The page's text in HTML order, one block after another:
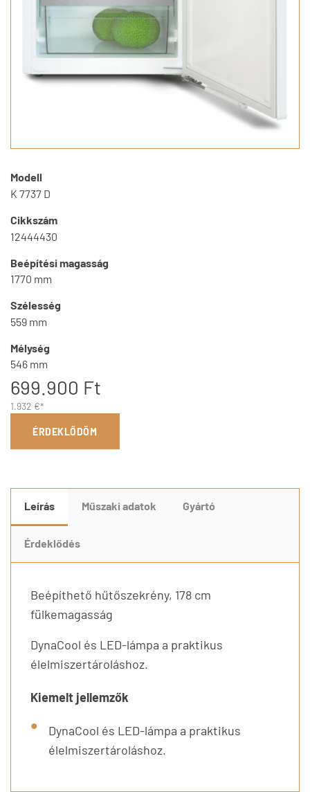
Modell
K 7737 D
Cikkszám
12444430
Beépítési magasság
1770 mm
Szélesség
559 mm
Mélység
546 mm
699.900 Ft
1.932 €*
ÉRDEKLŐDÖM
Leírás Műszaki adatok Gyártó
Érdeklődés
Beépíthető hűtőszekrény, 178 cm
fülkemagasság
DynaCool és LED-lámpa a praktikus
élelmiszertároláshoz.
Kiemelt jellemzők
DynaCool és LED-lámpa a praktikus
élelmiszertároláshoz.